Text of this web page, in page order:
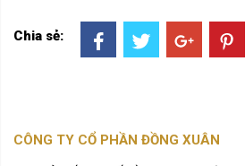
Chia sẻ:
CÔNG TY CỔ PHẦN ĐỒNG XUÂN